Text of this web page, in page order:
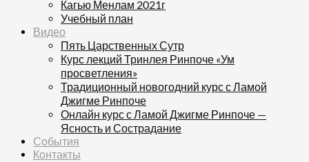
Кагью Менлам 2021г
Учебный план
Видео
Пять Царственных Сутр
Курс лекций Тринлея Ринпоче «Ум
просветления»
Традиционный новогодний курс с Ламой
Джигме Ринпоче
Онлайн курс с Ламой Джигме Ринпоче —
Ясность и Сострадание
События
Контакты